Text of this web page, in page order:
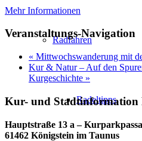
Radfahren
Radeltipps
Mehr Informationen
Veranstaltungs-Navigation
« Mittwochswanderung mit
Kur & Natur – Auf den
Kurgeschichte »
Kur- und Stadtinformation
Hauptstraße 13 a –
61462 Königstein im Taunus